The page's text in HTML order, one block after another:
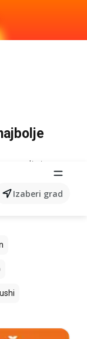
Izaberi grad
rezultat.
Mega